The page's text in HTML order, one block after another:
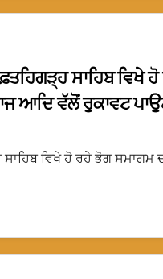
ਸਾਹਿਬ ਵਿਖੇ
ਵੱਲੋਂ ਰੁਕਾਵਟ ਪਾਉਣ
ਸਾਹਿਬ ਵਿਖੇ ਹੋ ਰਹੇ ਭੋਗ